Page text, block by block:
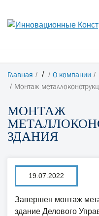
Главная / О компании
Монтаж
МОНТАЖ
ЗДАНИЯ
19.07.2022
Завершен монтаж
здание Делового